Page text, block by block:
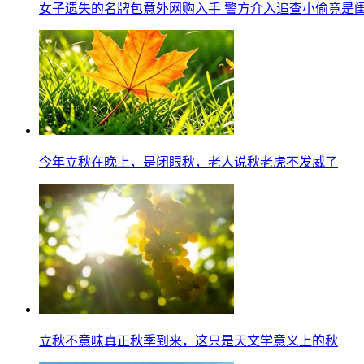
女子遗失的名牌包意外网购入手 警方介入追查小偷竟是
今年立秋在晚上，是闭眼秋，老人说秋老虎不发威了
立秋不意味真正秋季到来，这只是天文学意义上的秋